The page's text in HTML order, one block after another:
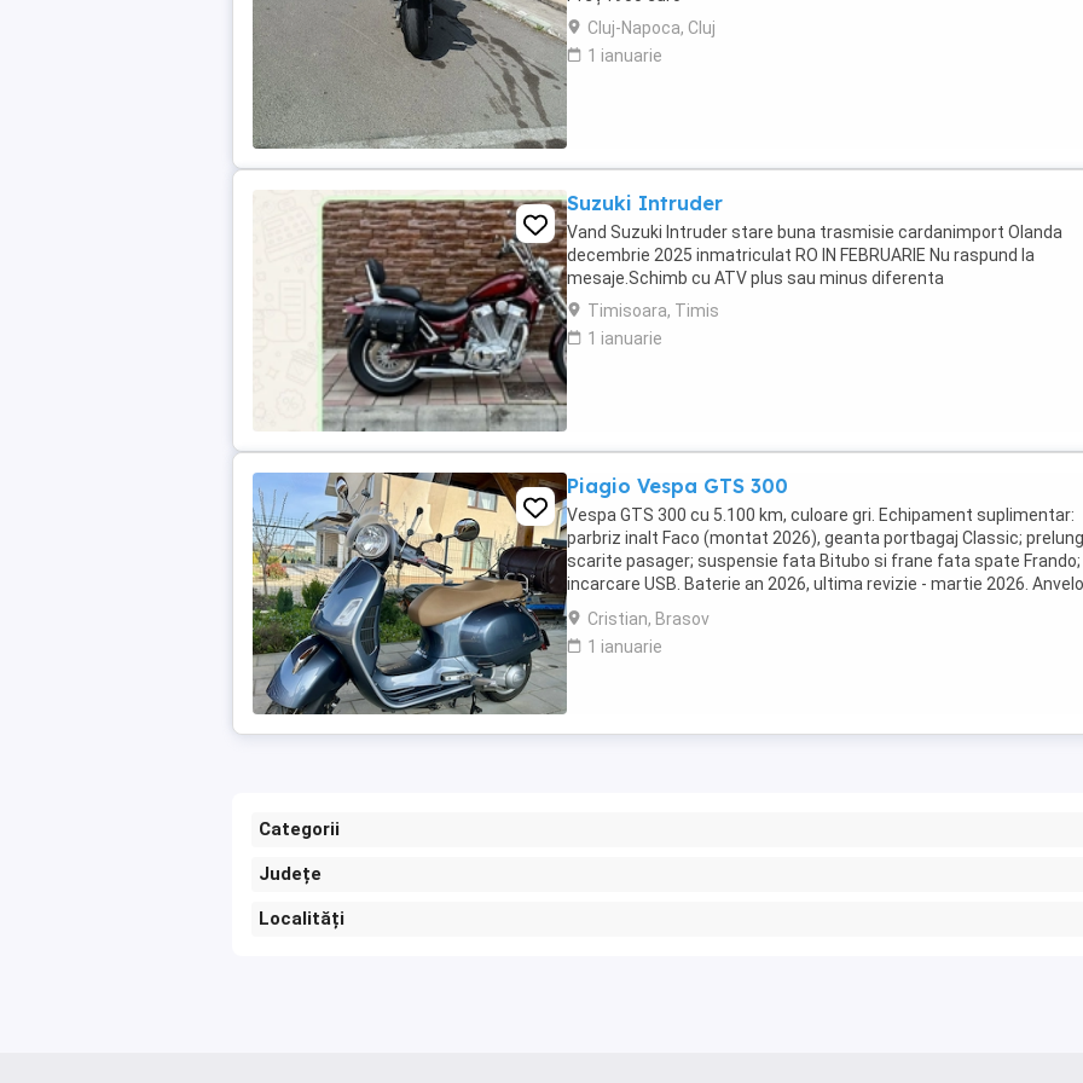
Cluj-Napoca, Cluj
1 ianuarie
Suzuki Intruder
Vand Suzuki Intruder stare buna trasmisie cardanimport Olanda
decembrie 2025 inmatriculat RO IN FEBRUARIE Nu raspund la
mesaje.Schimb cu ATV plus sau minus diferenta
Timisoara, Timis
1 ianuarie
Piagio Vespa GTS 300
Vespa GTS 300 cu 5.100 km, culoare gri. Echipament suplimentar:
parbriz inalt Faco (montat 2026), geanta portbagaj Classic;
scarite pasager; suspensie fata Bitubo si frane fata spate Frando;
incarcare USB. Baterie an 2026, ultima revizie - martie 2026.
2024. Itp valabil pana in ...
Cristian, Brasov
1 ianuarie
Categorii
Județe
Localități